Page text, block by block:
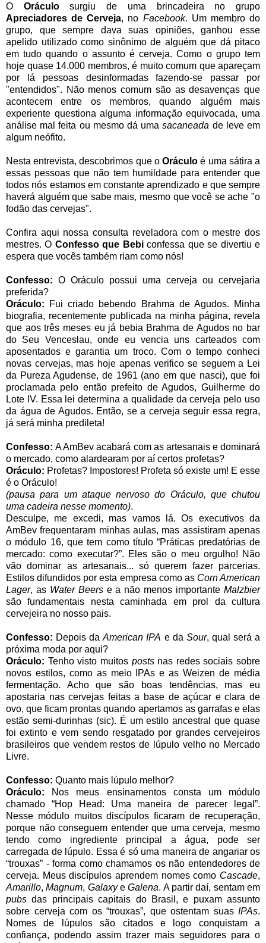
O Oráculosurgiu de uma brincadeira no grupo
Apreciadores de Cerveja, no Facebook. Um membro do
grupo, que sempre dava suas opiniões, ganhou esse
apelido utilizado como sinônimo de alguém que dá pitaco
em tudo quando o assunto é cerveja. Como o grupo tem
hoje quase 14.000 membros, é muito comum que apareçam
por lá pessoas desinformadas fazendo-se passar por
"entendidos". Não menos comum são as desavenças que
acontecem entre os membros, quando alguém mais
experiente questiona alguma informação equivocada, uma
análise mal feita ou mesmo dá umasacaneada de leve em
algum neófito.
Nesta entrevista, descobrimos que oOráculoé uma sátira a
essas pessoas que não tem humildade para entender que
todos nós estamos em constante aprendizado e que sempre
haverá alguém que sabe mais, mesmo que você se ache "o
fodão das cervejas".
Confira aqui nossa consulta reveladora com o mestre dos
mestres. O Confesso que Bebiconfessa que se divertiu e
espera que vocês também riam como nós!
Confesso: O Oráculo possui uma cerveja ou cervejaria
preferida?
Oráculo:
Fui criado bebendo Brahma de Agudos. Minha
biografia, recentemente publicada na minha página, revela
que aos três meses eu já bebia Brahma de Agudos no bar
do Seu Venceslau, onde eu vencia uns carteados com
aposentados e garantia um troco. Com o tempo conheci
novas cervejas, mas hoje apenas verifico se seguem a Lei
da Pureza Agudense, de 1961 (ano em que nasci), que foi
proclamada pelo então prefeito de Agudos, Guilherme do
Lote IV. Essa lei determina a qualidade da cerveja pelo uso
da água de Agudos. Então, se a cerveja seguir essa regra,
já será minha predileta!
Confesso:A AmBev acabará com as artesanais e dominará
o mercado, como alardearam por aí certos profetas?
Oráculo: Profetas? Impostores! Profeta só existe um! E esse
é o Oráculo!
(pausa para um ataque nervoso do Oráculo, que chutou
uma cadeira nesse momento).
Desculpe, me excedi, mas vamos lá. Os executivos da
AmBev frequentaram minhas aulas, mas assistiram apenas
o módulo 16, que tem como título “Práticas predatórias de
mercado: como executar?”. Eles são o meu orgulho! Não
vão dominar as artesanais... só querem fazer parcerias.
Estilos difundidos por esta empresa como as Corn American
Lager, as Water Beers e a não menos importanteMalzbier
são fundamentais nesta caminhada em prol da cultura
cervejeira no nosso pais.
Confesso: Depois daAmerican IPA e da Sour, qual será a
próxima moda por aqui?
Oráculo: Tenho visto muitos posts nas redes sociais sobre
novos estilos, como as meio IPAs e as Weizen de média
fermentação. Acho que são boas tendências, mas eu
apostaria nas cervejas feitas a base de açúcar e clara de
ovo, que ficam prontas quando apertamos as garrafas e elas
estão semi-durinhas (sic). É um estilo ancestral que quase
foi extinto e vem sendo resgatado por grandes cervejeiros
brasileiros que vendem restos de lúpulo velho no Mercado
Livre.
Confesso: Quanto mais lúpulo melhor?
Oráculo:
Nos meus ensinamentos consta um módulo
chamado “Hop Head: Uma maneira de parecer legal”.
Nesse módulo muitos discípulos ficaram de recuperação,
porque não conseguem entender que uma cerveja, mesmo
tendo como ingrediente principal a água, pode ser
carregada de lúpulo. Essa é só uma maneira de angariar os
“trouxas” - forma como chamamos os não entendedores de
cerveja. Meus discípulos aprendem nomes como Cascade,
Amarillo,Magnum, GalaxyeGalena. A partir daí, sentam em
pubsdas principais capitais do Brasil, e puxam assunto
sobre cerveja com os “trouxas”, que ostentam suas IPAs.
Nomes de lúpulos são citados e logo conquistam a
confiança, podendo assim trazer mais seguidores para o